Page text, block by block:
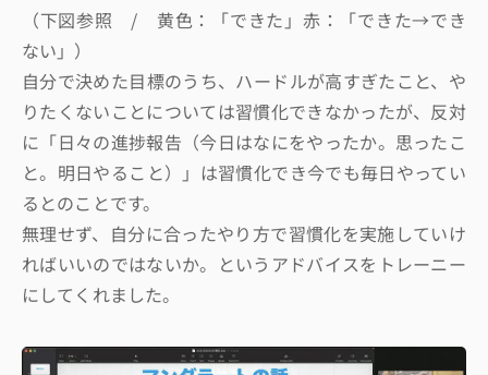
（下図参照 / 黄色：「できた」赤：「できた→でき
ない」）
自分で決めた目標のうち、ハードルが高すぎたこと、や
りたくないことについては習慣化できなかったが、反対
に「日々の進捗報告（今日はなにをやったか。思ったこ
と。明日やること）」は習慣化でき今でも毎日やってい
るとのことです。
無理せず、自分に合ったやり方で習慣化を実施していけ
ればいいのではないか。というアドバイスをトレーニー
にしてくれました。